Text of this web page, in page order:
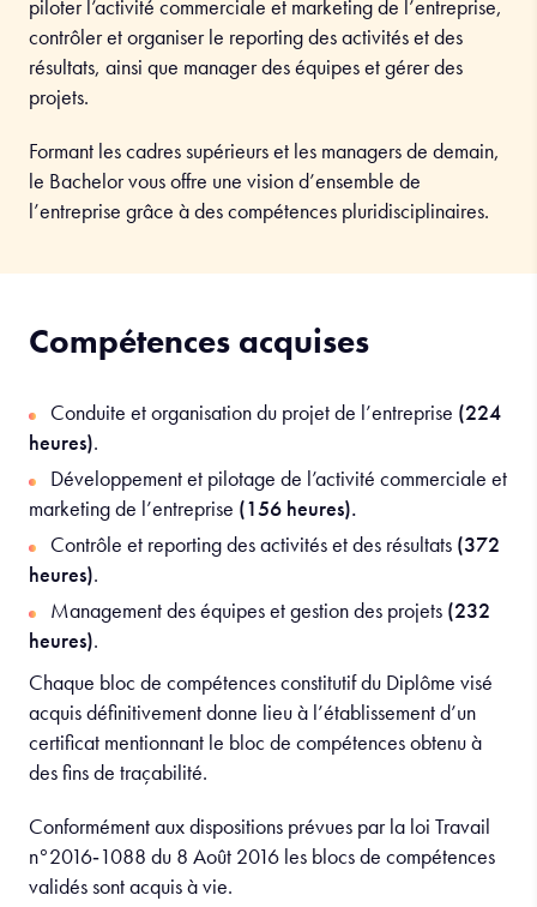
piloter l’activité commerciale et marketing de l’entreprise,
contrôler et organiser le reporting des activités et des
résultats, ainsi que manager des équipes et gérer des
projets.
Formant les cadres supérieurs et les managers de demain,
le Bachelor vous offre une vision d’ensemble de
l’entreprise grâce à des compétences pluridisciplinaires.
Compétences acquises
Conduite et organisation du projet de l’entreprise (224
heures).
Développement et pilotage de l’activité commerciale et
marketing de l’entreprise (156 heures).
Contrôle et reporting des activités et des résultats (372
heures).
Management des équipes et gestion des projets (232
heures).
Chaque bloc de compétences constitutif du Diplôme visé
acquis définitivement donne lieu à l’établissement d’un
certificat mentionnant le bloc de compétences obtenu à
des fins de traçabilité.
Conformément aux dispositions prévues par la loi Travail
n°2016‐1088 du 8 Août 2016 les blocs de compétences
validés sont acquis à vie.